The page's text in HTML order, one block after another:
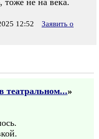
не на века.
12:52
Заявить о
театральном...»